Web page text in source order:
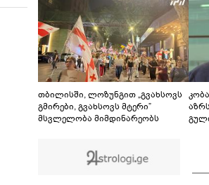
00:45
გიგა ავალიანის
ანასტასია
ავრცელებს - "რაც
ანასტასიას
ვარ"
00:45
დაიწყო
ტყვეთა გაცვლის
პროკურატურის
თბილისში, ლოზუნგით „გვახსოვს
გმირები, გვახსოვს მტერი”
მსვლელობა მიმდინარეობს